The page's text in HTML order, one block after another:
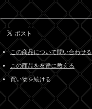
この商品について問い合わせる
この商品を友達に教える
買い物を続ける